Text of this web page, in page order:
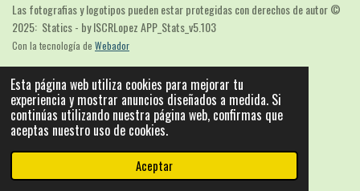
Esta página web utiliza cookies para mejorar tu
experiencia y mostrar anuncios diseñados a medida. Si
continúas utilizando nuestra página web, confirmas que
aceptas nuestro uso de cookies.
Aceptar
Las fotografias y logotipos pueden estar protegidas con derechos de autor©
2025: Statics - by ISCRLopez APP_Stats_v5.103
Con la tecnología de Webador